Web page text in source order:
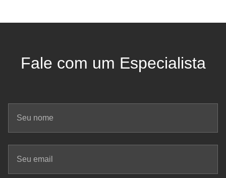
Fale com um Especialista